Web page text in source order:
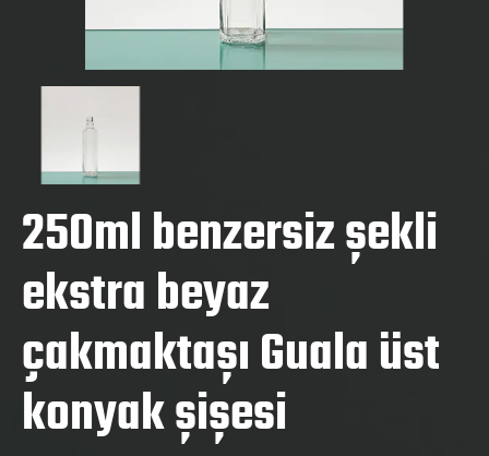
250ml benzersiz şekli
ekstra beyaz
çakmaktaşı Guala üst
konyak şişesi